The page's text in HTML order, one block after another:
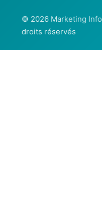
© 2026 Marketing Info
droits réservés